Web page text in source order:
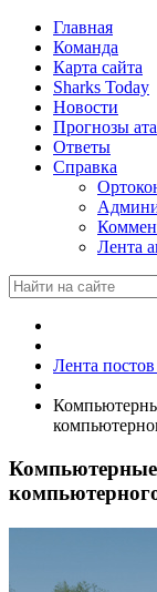
Главная
Команда
Карта сайта
Sharks Today
Новости
Прогнозы
Ответы
Справка
Лента
Лента